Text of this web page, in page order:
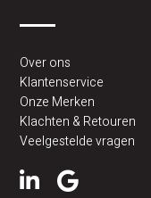
Over ons
Klantenservice
Onze Merken
Klachten & Retouren
Veelgestelde vragen